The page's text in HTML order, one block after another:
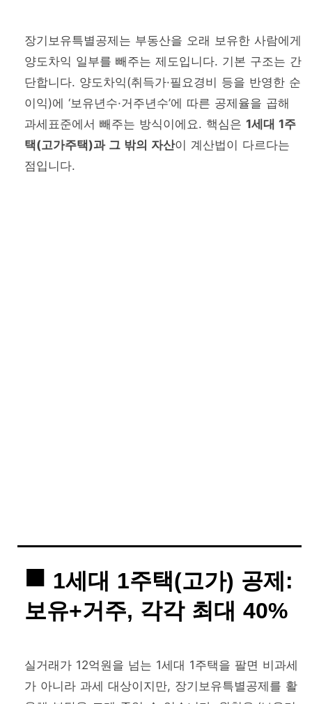
장기보유특별공제는 부동산을 오래 보유한 사람에게
양도차익 일부를 빼주는 제도입니다. 기본 구조는 간
단합니다. 양도차익(취득가·필요경비 등을 반영한 순
이익)에 ‘보유년수·거주년수’에 따른 공제율을 곱해
과세표준에서 빼주는 방식이에요. 핵심은 1세대 1주
택(고가주택)과 그 밖의 자산이 계산법이 다르다는
점입니다.
1세대 1주택(고가) 공제:
보유+거주, 각각 최대 40%
실거래가 12억원을 넘는 1세대 1주택을 팔면 비과세
가 아니라 과세 대상이지만, 장기보유특별공제를 활